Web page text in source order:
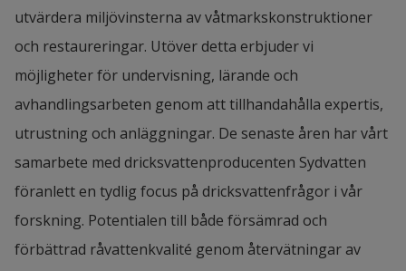
utvärdera miljövinsterna av våtmarkskonstruktioner
och restaureringar. Utöver detta erbjuder vi
möjligheter för undervisning, lärande och
avhandlingsarbeten genom att tillhandahålla expertis,
utrustning och anläggningar. De senaste åren har vårt
samarbete med dricksvattenproducenten Sydvatten
föranlett en tydlig focus på dricksvattenfrågor i vår
forskning. Potentialen till både försämrad och
förbättrad råvattenkvalité genom återvätningar av